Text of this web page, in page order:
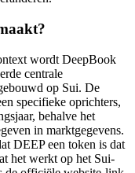
wordt DeepBook
centrale
op Sui. De
specifieke oprichters,
behalve het
in marktgegevens.
DEEP een token is dat
het werkt op het Sui-